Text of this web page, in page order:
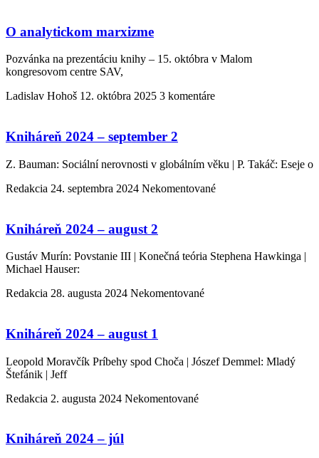
O analytickom marxizme
Pozvánka na prezentáciu knihy – 15. októbra v Malom
kongresovom centre SAV,
Ladislav Hohoš 12. októbra 2025 3 komentáre
Kniháreň 2024 – september 2
Z. Bauman: Sociální nerovnosti v globálním věku | P. Takáč: Eseje o
Redakcia 24. septembra 2024 Nekomentované
Kniháreň 2024 – august 2
Gustáv Murín: Povstanie III | Konečná teória Stephena Hawkinga |
Michael Hauser:
Redakcia 28. augusta 2024 Nekomentované
Kniháreň 2024 – august 1
Leopold Moravčík Príbehy spod Choča | Jószef Demmel: Mladý
Štefánik | Jeff
Redakcia 2. augusta 2024 Nekomentované
Kniháreň 2024 – júl